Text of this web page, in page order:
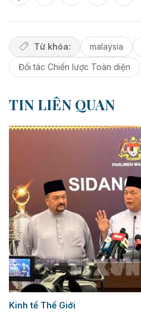
Từ khóa: malaysia
Đối tác Chiến lược Toàn diện
TIN LIÊN QUAN
Kinh tế Thế Giới